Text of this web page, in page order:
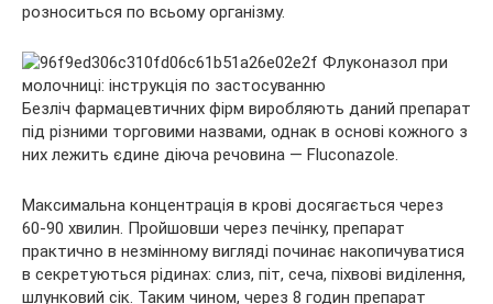
розноситься по всьому організму.
Безліч фармацевтичних фірм виробляють даний препарат
під різними торговими назвами, однак в основі кожного з
них лежить єдине діюча речовина — Fluconazole.
Максимальна концентрація в крові досягається через
60-90 хвилин. Пройшовши через печінку, препарат
практично в незмінному вигляді починає накопичуватися
в секретуються рідинах: слиз, піт, сеча, піхвові виділення,
шлунковий сік. Таким чином, через 8 годин препарат